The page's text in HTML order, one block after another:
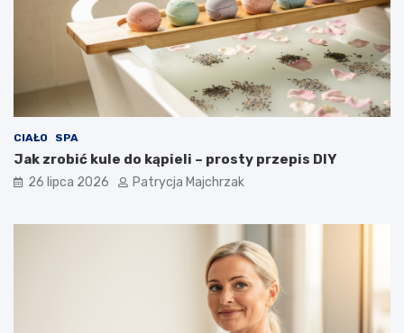
CIAŁO SPA
Jak zrobić kule do kąpieli – prosty przepis DIY
26 lipca 2026 Patrycja Majchrzak